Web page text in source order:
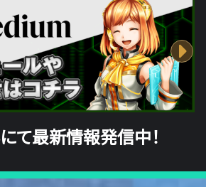
て最新情報発信中！